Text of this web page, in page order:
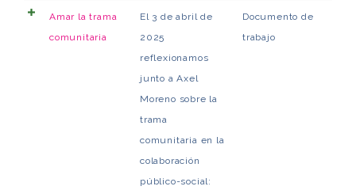
Amar la trama
comunitaria
El 3 de abril de
2025
reflexionamos
junto a Axel
Moreno sobre la
trama
comunitaria en la
colaboración
público-social:
Documento de
trabajo